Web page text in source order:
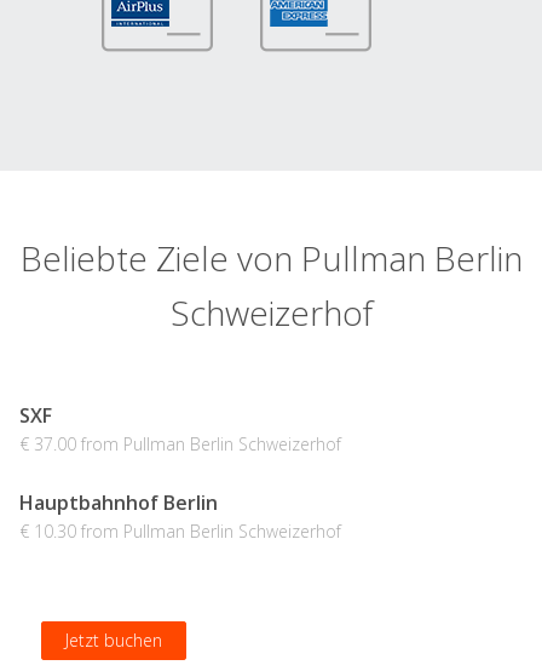
Beliebte Ziele von Pullman Berlin
Schweizerhof
SXF
€ 37.00 from Pullman Berlin Schweizerhof
Jetzt buchen
Hauptbahnhof Berlin
€ 10.30 from Pullman Berlin Schweizerhof
Jetzt buchen